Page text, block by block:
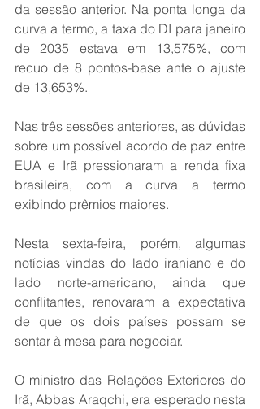
da sessão anterior. Na ponta longa da
curva a termo, a taxa do DI para janeiro
de 2035 estava em 13,575%, com
recuo de 8 pontos-base ante o ajuste
de 13,653%.
Nas três sessões anteriores, as dúvidas
sobre um possível acordo de paz entre
EUA e Irã pressionaram a renda fixa
brasileira, com a curva a termo
exibindo prêmios maiores.
Nesta sexta-feira, porém, algumas
notícias vindas do lado iraniano e do
lado norte-americano, ainda que
conflitantes, renovaram a expectativa
de que os dois países possam se
sentar à mesa para negociar.
O ministro das Relações Exteriores do
Irã, Abbas Araqchi, era esperado nesta